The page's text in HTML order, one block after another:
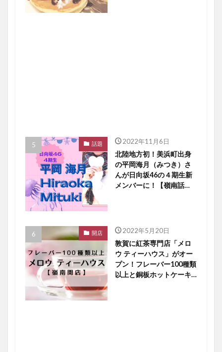
話題 2022年11月6日
北陸地方初！美浜町出身
の平岡海月（みつき）さ
んが日向坂46の４期生新
メンバーに！【嶺南話
開店 2022年5月20日
敦賀に紅茶専門店「メロ
ウ ティーハウス」がオー
プン！フレーバー100種類
以上と銅板ホットケーキ